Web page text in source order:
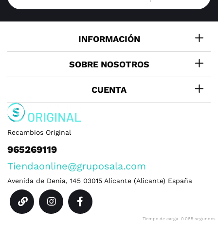
INFORMACIÓN
SOBRE NOSOTROS
CUENTA
Recambios Original
965269119
Tiendaonline@gruposala.com
Avenida de Denia, 145 03015 Alicante (Alicante) España
Tiempo de carga: 0.085 segundos